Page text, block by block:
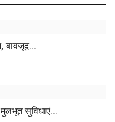
बावजूद...
सुविधाएं...